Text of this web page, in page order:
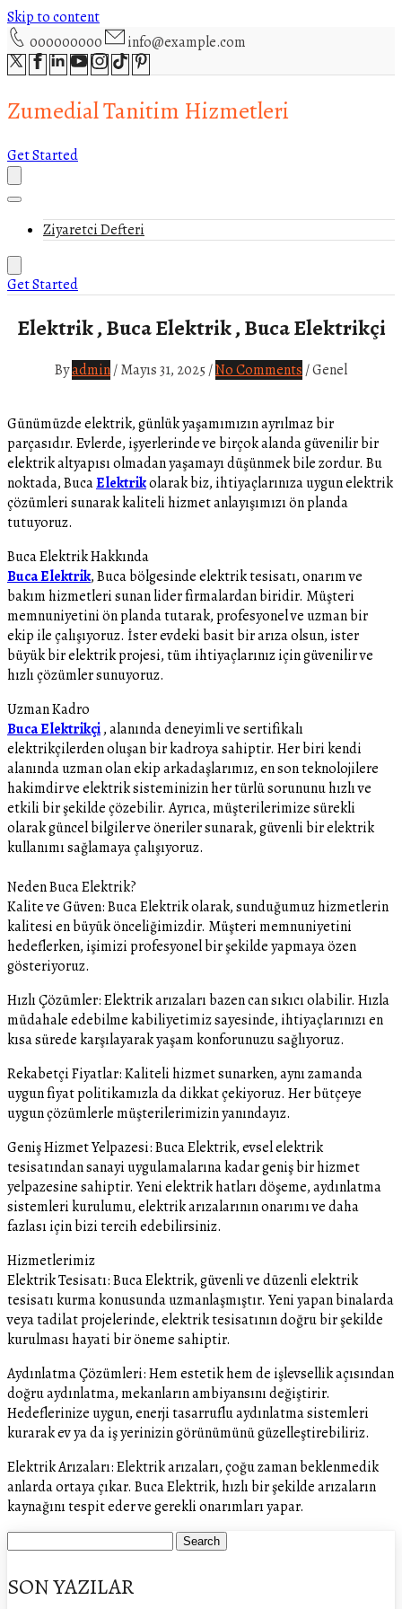
Skip to content
000000000
info@example.com
Zumedial Tanitim Hizmetleri
Get Started
Ziyaretci Defteri
Get Started
Elektrik , Buca Elektrik , Buca Elektrikçi
Byadmin/Mayıs 31, 2025/No Comments /Genel
Günümüzde elektrik, günlük yaşamımızın ayrılmaz bir
parçasıdır. Evlerde, işyerlerinde ve birçok alanda güvenilir bir
elektrik altyapısı olmadan yaşamayı düşünmek bile zordur. Bu
noktada, BucaElektrikolarak biz, ihtiyaçlarınıza uygun elektrik
çözümleri sunarak kaliteli hizmet anlayışımızı ön planda
tutuyoruz.
Buca Elektrik Hakkında
Buca Elektrik, Buca bölgesinde elektrik tesisatı, onarım ve
bakım hizmetleri sunan lider firmalardan biridir. Müşteri
memnuniyetini ön planda tutarak, profesyonel ve uzman bir
ekip ile çalışıyoruz. İster evdeki basit bir arıza olsun, ister
büyük bir elektrik projesi, tüm ihtiyaçlarınız için güvenilir ve
hızlı çözümler sunuyoruz.
Uzman Kadro
Buca Elektrikçi, alanında deneyimli ve sertifikalı
elektrikçilerden oluşan bir kadroya sahiptir. Her biri kendi
alanında uzman olan ekip arkadaşlarımız, en son teknolojilere
hakimdir ve elektrik sisteminizin her türlü sorununu hızlı ve
etkili bir şekilde çözebilir. Ayrıca, müşterilerimize sürekli
olarak güncel bilgiler ve öneriler sunarak, güvenli bir elektrik
kullanımı sağlamaya çalışıyoruz.
Neden Buca Elektrik?
Kalite ve Güven: Buca Elektrik olarak, sunduğumuz hizmetlerin
kalitesi en büyük önceliğimizdir. Müşteri memnuniyetini
hedeflerken, işimizi profesyonel bir şekilde yapmaya özen
gösteriyoruz.
Hızlı Çözümler: Elektrik arızaları bazen can sıkıcı olabilir. Hızla
müdahale edebilme kabiliyetimiz sayesinde, ihtiyaçlarınızı en
kısa sürede karşılayarak yaşam konforunuzu sağlıyoruz.
Rekabetçi Fiyatlar: Kaliteli hizmet sunarken, aynı zamanda
uygun fiyat politikamızla da dikkat çekiyoruz. Her bütçeye
uygun çözümlerle müşterilerimizin yanındayız.
Geniş Hizmet Yelpazesi: Buca Elektrik, evsel elektrik
tesisatından sanayi uygulamalarına kadar geniş bir hizmet
yelpazesine sahiptir. Yeni elektrik hatları döşeme, aydınlatma
sistemleri kurulumu, elektrik arızalarının onarımı ve daha
fazlası için bizi tercih edebilirsiniz.
Hizmetlerimiz
Elektrik Tesisatı: Buca Elektrik, güvenli ve düzenli elektrik
tesisatı kurma konusunda uzmanlaşmıştır. Yeni yapan binalarda
veya tadilat projelerinde, elektrik tesisatının doğru bir şekilde
kurulması hayati bir öneme sahiptir.
Aydınlatma Çözümleri: Hem estetik hem de işlevsellik açısından
doğru aydınlatma, mekanların ambiyansını değiştirir.
Hedeflerinize uygun, enerji tasarruflu aydınlatma sistemleri
kurarak ev ya da iş yerinizin görünümünü güzelleştirebiliriz.
Elektrik Arızaları: Elektrik arızaları, çoğu zaman beklenmedik
anlarda ortaya çıkar. Buca Elektrik, hızlı bir şekilde arızaların
kaynağını tespit eder ve gerekli onarımları yapar.
SON YAZILAR